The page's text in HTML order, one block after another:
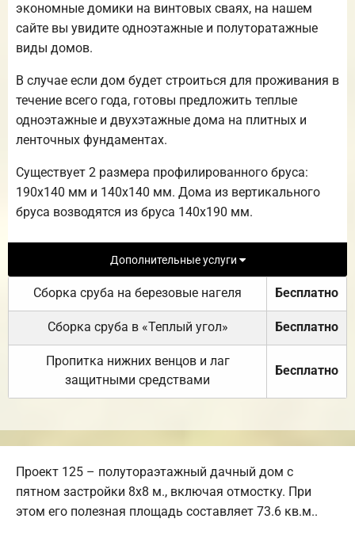
экономные домики на винтовых сваях, на нашем
сайте вы увидите одноэтажные и полуторатажные
виды домов.
В случае если дом будет строиться для проживания в
течение всего года, готовы предложить теплые
одноэтажные и двухэтажные дома на плитных и
ленточных фундаментах.
Существует 2 размера профилированного бруса:
190х140 мм и 140х140 мм. Дома из вертикального
бруса возводятся из бруса 140х190 мм.
Дополнительные услуги
Сборка сруба на березовые нагеля Бесплатно
Сборка сруба в «Теплый угол» Бесплатно
Пропитка нижних венцов и лаг
защитными средствами
Бесплатно
Проект 125 – полутораэтажный дачный дом с
пятном застройки 8х8 м., включая отмостку. При
этом его полезная площадь составляет 73.6 кв.м..